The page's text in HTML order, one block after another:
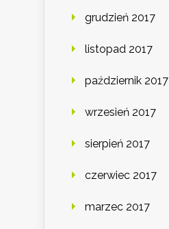
grudzień 2017
listopad 2017
październik 2017
wrzesień 2017
sierpień 2017
czerwiec 2017
marzec 2017